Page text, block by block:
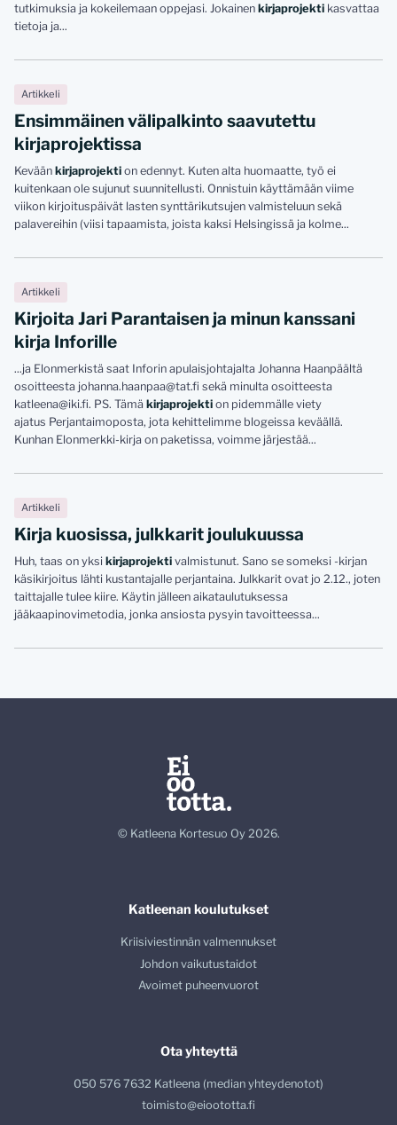
tutkimuksia ja kokeilemaan oppejasi. Jokainen kirjaprojekti kasvattaa
tietoja ja...
Artikkeli
Ensimmäinen välipalkinto saavutettu
kirjaprojektissa
Kevään kirjaprojekti on edennyt. Kuten alta huomaatte, työ ei
kuitenkaan ole sujunut suunnitellusti. Onnistuin käyttämään viime
viikon kirjoituspäivät lasten synttärikutsujen valmisteluun sekä
palavereihin (viisi tapaamista, joista kaksi Helsingissä ja kolme...
Artikkeli
Kirjoita Jari Parantaisen ja minun kanssani
kirja Inforille
...ja Elonmerkistä saat Inforin apulaisjohtajalta Johanna Haanpäältä
osoitteesta johanna.haanpaa@tat.fi sekä minulta osoitteesta
katleena@iki.fi. PS. Tämä kirjaprojekti on pidemmälle viety
ajatus Perjantaimoposta, jota kehittelimme blogeissa keväällä.
Kunhan Elonmerkki-kirja on paketissa, voimme järjestää...
Artikkeli
Kirja kuosissa, julkkarit joulukuussa
Huh, taas on yksi kirjaprojekti valmistunut. Sano se someksi -kirjan
käsikirjoitus lähti kustantajalle perjantaina. Julkkarit ovat jo 2.12., joten
taittajalle tulee kiire. Käytin jälleen aikataulutuksessa
jääkaapinovimetodia, jonka ansiosta pysyin tavoitteessa...
© Katleena Kortesuo Oy 2026.
Katleenan koulutukset
Kriisiviestinnän valmennukset
Johdon vaikutustaidot
Avoimet puheenvuorot
Ota yhteyttä
050 576 7632 Katleena (median yhteydenotot)
toimisto@eioototta.fi